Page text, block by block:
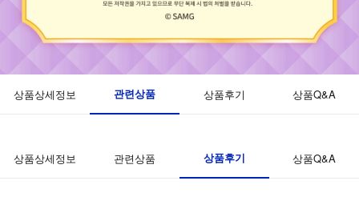
상품상세정보 관련상품 상품후기 상품Q&A
상품상세정보 관련상품 상품후기 상품Q&A